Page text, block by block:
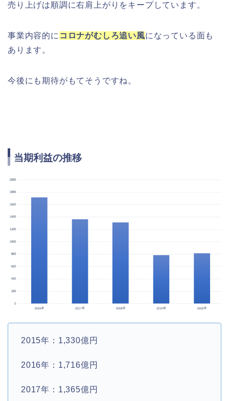
売り上げは順調に右肩上がりをキープしています。
事業内容的に コロナがむしろ追い風になっている面も
あります。
今後にも期待がもてそうですね。
当期利益の推移
2015年：1,330億円
2016年：1,716億円
2017年：1,365億円